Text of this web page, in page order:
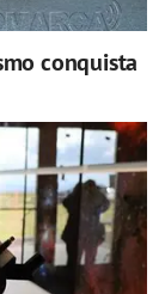
conquista